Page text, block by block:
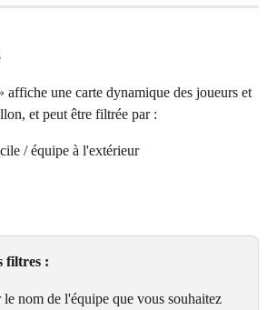
affiche une carte dynamique des joueurs et
et peut être filtrée par :
/ équipe à l'extérieur
filtres :
nom de l'équipe que vous souhaitez